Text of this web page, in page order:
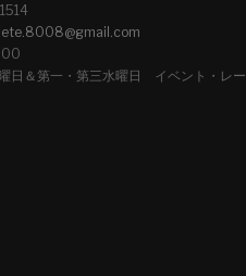
日＆第一・第三水曜日 イベント・レー